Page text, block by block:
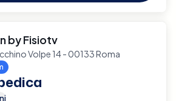
by Fisiotv
Volpe 14 - 00133 Roma